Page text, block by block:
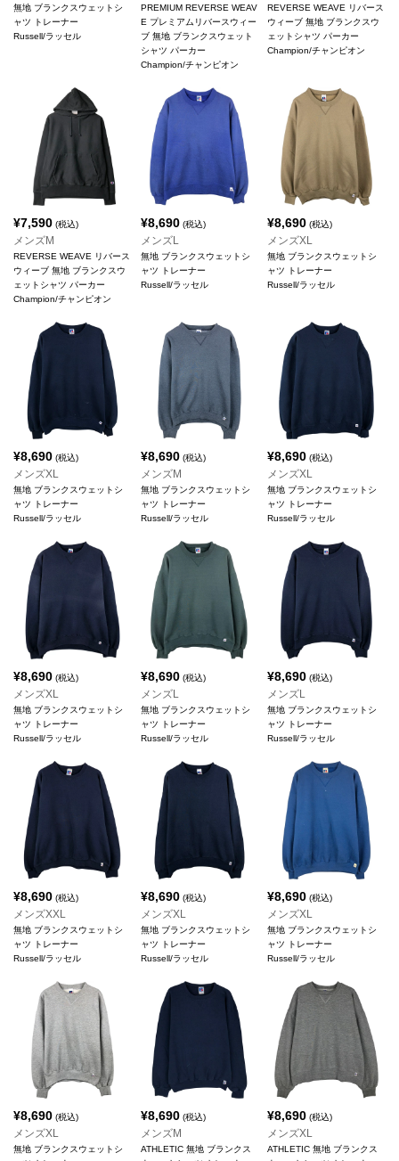
無地 ブランクスウェットシ
ャツ トレーナー
Russell/ラッセル
PREMIUM REVERSE WEAV
E プレミアムリバースウィー
ブ 無地 ブランクスウェット
シャツ パーカー
Champion/チャンピオン
REVERSE WEAVE リバース
ウィーブ 無地 ブランクスウ
ェットシャツ パーカー
Champion/チャンピオン
¥7,590 (税込)
メンズM
REVERSE WEAVE リバース
ウィーブ 無地 ブランクスウ
ェットシャツ パーカー
Champion/チャンピオン
¥8,690(税込)
メンズL
無地 ブランクスウェットシ
ャツ トレーナー
Russell/ラッセル
¥8,690 (税込)
メンズXL
無地 ブランクスウェットシ
ャツ トレーナー
Russell/ラッセル
¥8,690 (税込)
メンズXL
無地 ブランクスウェットシ
ャツ トレーナー
Russell/ラッセル
¥8,690(税込)
メンズM
無地 ブランクスウェットシ
ャツ トレーナー
Russell/ラッセル
¥8,690 (税込)
メンズXL
無地 ブランクスウェットシ
ャツ トレーナー
Russell/ラッセル
¥8,690 (税込)
メンズXL
無地 ブランクスウェットシ
ャツ トレーナー
Russell/ラッセル
¥8,690(税込)
メンズL
無地 ブランクスウェットシ
ャツ トレーナー
Russell/ラッセル
¥8,690 (税込)
メンズL
無地 ブランクスウェットシ
ャツ トレーナー
Russell/ラッセル
¥8,690 (税込)
メンズXXL
無地 ブランクスウェットシ
ャツ トレーナー
Russell/ラッセル
¥8,690(税込)
メンズXL
無地 ブランクスウェットシ
ャツ トレーナー
Russell/ラッセル
¥8,690 (税込)
メンズXL
無地 ブランクスウェットシ
ャツ トレーナー
Russell/ラッセル
¥8,690 (税込)
メンズXL
無地 ブランクスウェットシ
¥8,690(税込)
メンズM
ATHLETIC 無地 ブランクス
¥8,690 (税込)
メンズXL
ATHLETIC 無地 ブランクス